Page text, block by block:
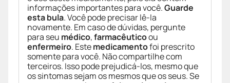
informações importantes para você.Guarde
esta bula. Você pode precisar lê-la
novamente. Em caso de dúvidas, pergunte
para seu médico,farmacêuticoou
enfermeiro. Estemedicamentofoi prescrito
somente para você. Não compartilhe com
terceiros. Isso pode prejudicá-los, mesmo que
os sintomas sejam os mesmos que os seus. Se